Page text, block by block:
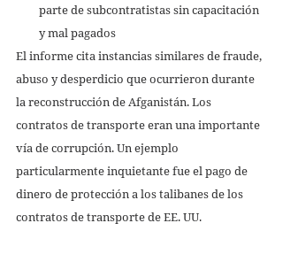
parte de subcontratistas sin capacitación
y mal pagados
El informe cita instancias similares de fraude,
abuso y desperdicio que ocurrieron durante
la reconstrucción de Afganistán. Los
contratos de transporte eran una importante
vía de corrupción. Un ejemplo
particularmente inquietante fue el pago de
dinero de protección a los talibanes de los
contratos de transporte de EE. UU.